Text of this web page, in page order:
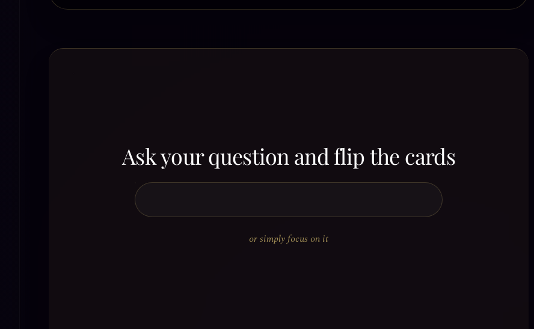
Ask your question and flip the cards
or simply focus on it